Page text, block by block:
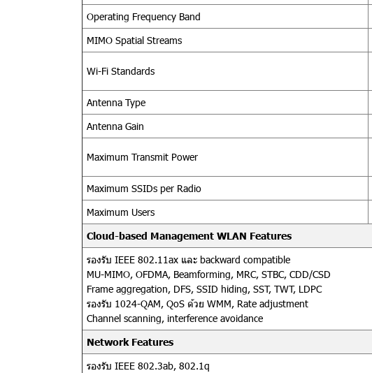
Operating Frequency Band
MIMO Spatial Streams
Wi-Fi Standards
Antenna Type
Antenna Gain
Maximum Transmit Power
Maximum SSIDs per Radio
Maximum Users
Cloud-based Management WLAN Features
รองรับ IEEE 802.11ax และ backward compatible
MU-MIMO, OFDMA, Beamforming, MRC, STBC, CDD/CSD
Frame aggregation, DFS, SSID hiding, SST, TWT, LDPC
รองรับ 1024-QAM, QoS ด้วย WMM, Rate adjustment
Channel scanning, interference avoidance
Network Features
รองรับ IEEE 802.3ab, 802.1q